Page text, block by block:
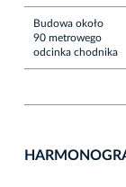
Budowa około
90 metrowego
odcinka chodnika